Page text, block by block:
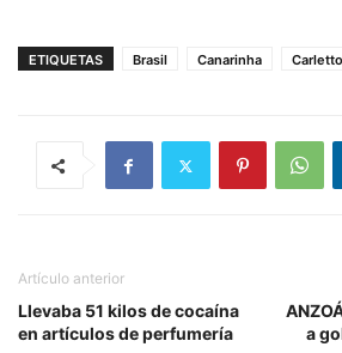
ETIQUETAS Brasil Canarinha Carletto
Artículo anterior
Llevaba 51 kilos de cocaína
en artículos de perfumería
a